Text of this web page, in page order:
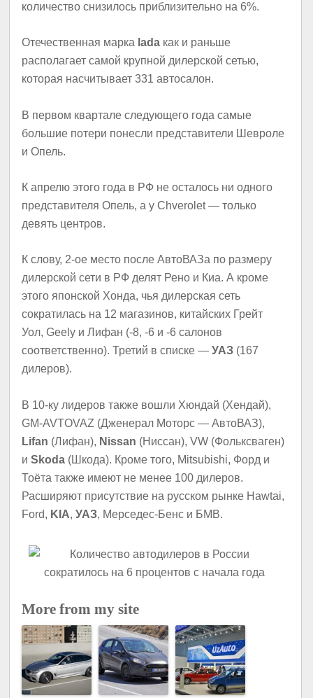
количество снизилось приблизительно на 6%.
Отечественная марка lada как и раньше
располагает самой крупной дилерской сетью,
которая насчитывает 331 автосалон.
В первом квартале следующего года самые
большие потери понесли представители Шевроле
и Опель.
К апрелю этого года в РФ не осталось ни одного
представителя Опель, а у Chverolet — только
девять центров.
К слову, 2-ое место после АвтоВАЗа по размеру
дилерской сети в РФ делят Рено и Киа. А кроме
этого японской Хонда, чья дилерская сеть
сократилась на 12 магазинов, китайских Грейт
Уол, Geely и Лифан (-8, -6 и -6 салонов
соответственно). Третий в списке —УАЗ (167
дилеров).
В 10-ку лидеров также вошли Хюндай (Хендай),
GM-AVTOVAZ (Дженерал Моторс — АвтоВАЗ),
Lifan (Лифан), Nissan (Ниссан), VW (Фольксваген)
иSkoda (Шкода). Кроме того, Mitsubishi, Форд и
Тоёта также имеют не менее 100 дилеров.
Расширяют присутствие на русском рынке Hawtai,
Ford, KIA,УАЗ, Мерседес-Бенс и БМВ.
More from my site